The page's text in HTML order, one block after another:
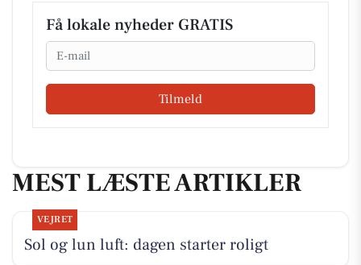
Få lokale nyheder GRATIS
Email
Tilmeld
MEST LÆSTE ARTIKLER
VEJRET
Sol og lun luft: dagen starter roligt